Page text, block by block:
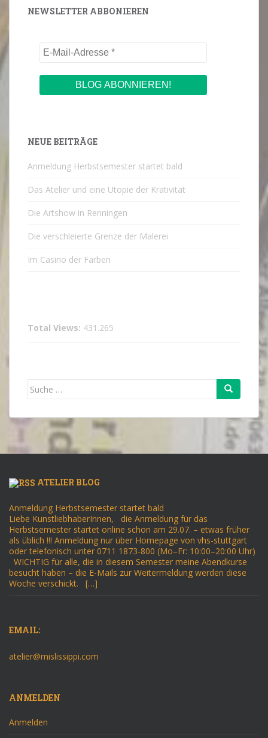
NEWSLETTER ABBONIEREN
NEUE BEITRÄGE
Anmeldung Herbstsemester startet bald
Das Atelier und eine Utopie der Krativität
Die Artshow in Renningen
Die verschleierte Grenze der Malerei
Im Casino der Farben
Total Views: 431.265
Suche
ATELIER BLOG
Anmeldung Herbstsemester startet bald
Liebe KunstliebhaberInnen, die Anmeldung für das
Herbstsemester startet online schon am 29.07. – etwas früher
als üblich !!! Anmeldung nur über Homepage von vhs-stuttgart
oder telefonisch unter 0711 1873-800 (Mo–Fr: 10:00–20:00 Uhr)
WICHTIG für alle, die in diesem Semester meine Abendkurse
besucht haben – die E-Mails zur Weitermeldung werden diese
Woche verschickt. […]
EMAIL:
atelier@mislissippi.com
ANMELDEN
Anmelden